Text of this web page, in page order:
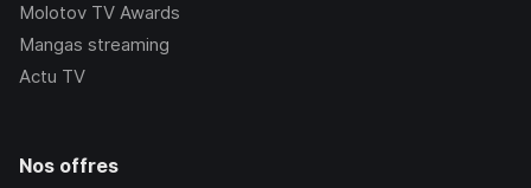
Molotov TV Awards
Mangas streaming
Actu TV
Nos offres